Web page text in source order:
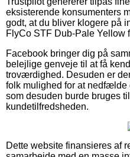
eksisterende konsumenters
godt, at du bliver klogere på
FlyCo STF Dub-Pale
Facebook bringer dig på
belejlige genveje til at få
troværdighed. Desuden er
folk mulighed for at nedfælde
som desuden burde bruges
kundetilfredsheden.
Dette website finansieres af